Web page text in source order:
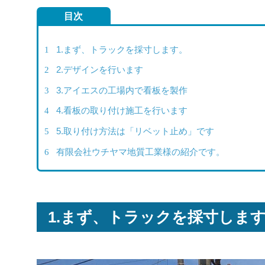
目次
1 1.まず、トラックを採寸します。
2 2.デザインを行います
3 3.アイエスの工場内で看板を製作
4 4.看板の取り付け施工を行います
5 5.取り付け方法は「リベット止め」です
6 有限会社ウチヤマ地質工業様の紹介です。
1.まず、トラックを採寸しま